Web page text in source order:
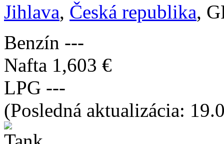
Jihlava, Česká republika,
Benzín ---
Nafta 1,603 €
LPG ---
(Posledná aktualizácia: